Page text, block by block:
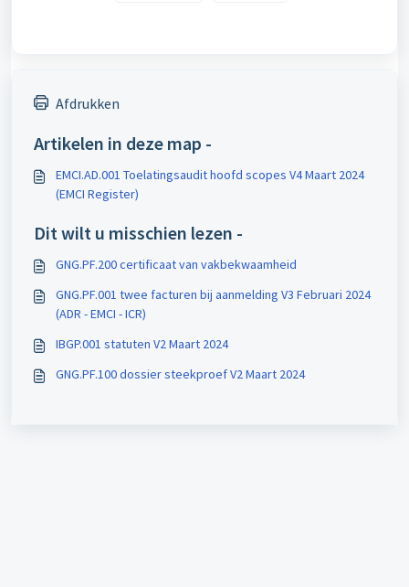
Afdrukken
Artikelen in deze map -
EMCI.AD.001 Toelatingsaudit hoofd scopes V4 Maart 2024
(EMCI Register)
Dit wilt u misschien lezen -
GNG.PF.200 certificaat van vakbekwaamheid
GNG.PF.001 twee facturen bij aanmelding V3 Februari 2024
(ADR - EMCI - ICR)
IBGP.001 statuten V2 Maart 2024
GNG.PF.100 dossier steekproef V2 Maart 2024